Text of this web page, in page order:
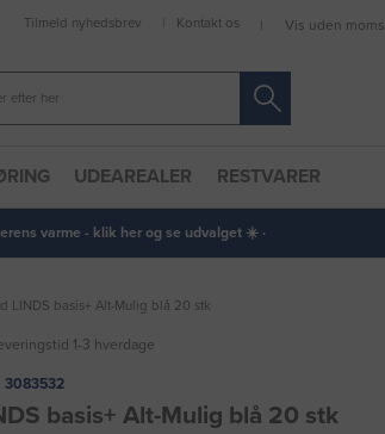
Tilmeld nyhedsbrev Kontakt os Vis uden moms
UDEAREALER RESTVARER
varme - klik her og se udvalget ☀️ ·
LINDS basis+ Alt-Mulig blå 20 stk
1-3 hverdage
3083532
basis+ Alt-Mulig blå 20 stk